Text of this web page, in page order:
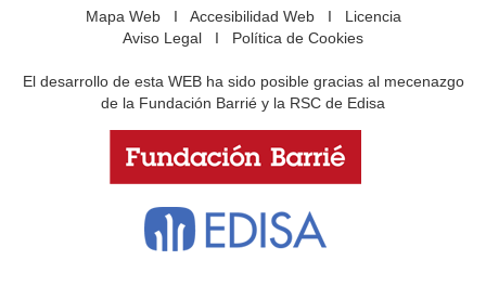
Mapa WebI Accesibilidad WebI Licencia
Aviso Legal I Política de Cookies
El desarrollo de esta WEB ha sido posible gracias al mecenazgo
de la Fundación Barrié y la RSC de Edisa